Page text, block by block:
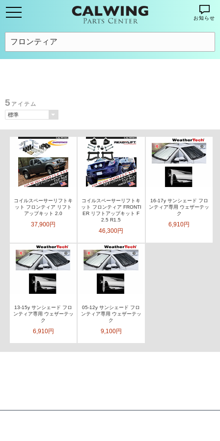
お知らせ
5 アイテム
コイルスペーサーリフトキ
ット フロンティア リフト
アップキット 2.0
37,900円
コイルスペーサーリフトキ
ット フロンティア FRONTI
ER リフトアップキット F
2.5 R1.5
46,300円
16-17y サンシェード フロ
ンティア専用 ウェザーテッ
ク
6,910円
13-15y サンシェード フロ
ンティア専用 ウェザーテッ
ク
6,910円
05-12y サンシェード フロ
ンティア専用 ウェザーテッ
ク
9,100円